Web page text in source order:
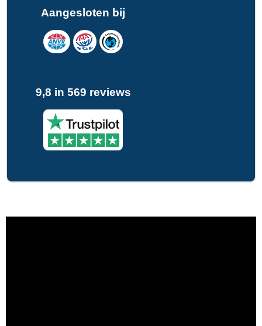
Aangesloten bij
9,8 in 569 reviews